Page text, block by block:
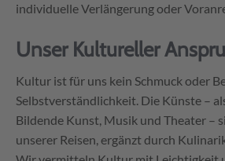
individuelle Verlängerung oder
Unser Kultureller
Kultur ist für uns kein Schmuck oder
Selbstverständlichkeit. Die Künste –
Bildende Kunst, Musik und Theater –
unserer Reisen, ergänzt durch